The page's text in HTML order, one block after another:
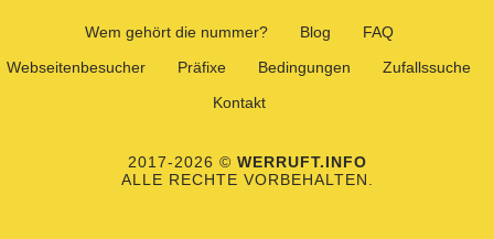
Wem gehört die nummer? Blog
FAQ
Webseitenbesucher
Präfixe Bedingungen
Zufallssuche
Kontakt
2017-2026 © WERRUFT.INFO
ALLE RECHTE VORBEHALTEN.